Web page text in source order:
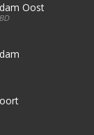
Oost